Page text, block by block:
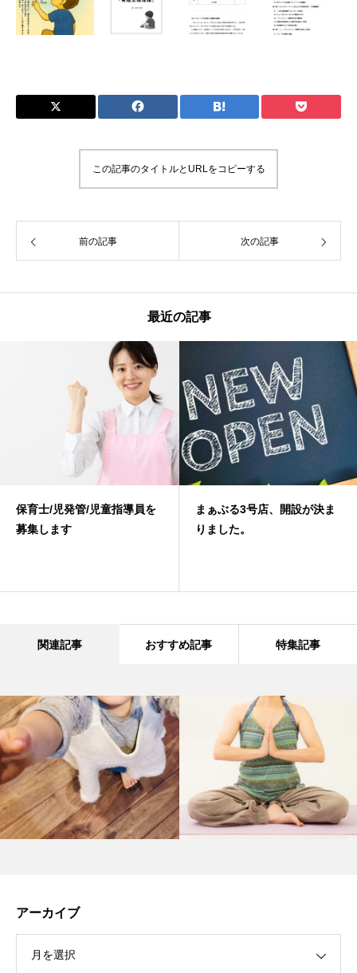
この記事のタイトルとURLをコピーする
前の記事 次の記事
最近の記事
保育士/児発管/児童指導員を
募集します
まぁぶる3号店、開設が決ま
りました。
関連記事 おすすめ記事 特集記事
アーカイブ
月を選択